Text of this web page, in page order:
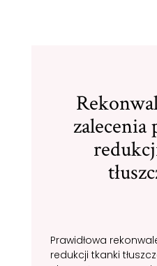
zalecenia
Prawidłowa
redukcji tkanki